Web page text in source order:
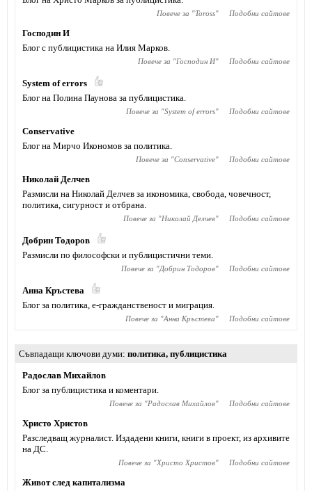
Повече за "Toross" Подобни сайтове
Господин И
Блог с публицистика на Илия Марков.
Повече за "Господин И" Подобни сайтове
System of errors
Блог на Полина Паунова за публицистика.
Повече за "System of errors" Подобни сайтове
Conservative
Блог на Мирчо Икономов за политика.
Повече за "Conservative" Подобни сайтове
Николай Делчев
Размисли на Николай Делчев за икономика, свобода, човечност,
политика, сигурност и отбрана.
Повече за "Николай Делчев" Подобни сайтове
Добрин Тодоров
Размисли по философски и публицистични теми.
Повече за "Добрин Тодоров" Подобни сайтове
Анна Кръстева
Блог за политика, е-гражданственост и миграция.
Повече за "Анна Кръстева" Подобни сайтове
Съвпадащи ключови думи политика, публицистика
Радослав Михайлов
Блог за публицистика и коментари.
Повече за "Радослав Михайлов" Подобни сайтове
Христо Христов
Разследващ журналист. Издадени книги, книги в проект, из архивите
на ДС.
Повече за "Христо Христов" Подобни сайтове
Живот след капитализма